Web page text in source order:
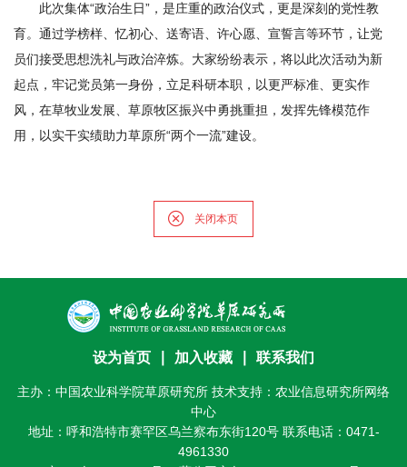
此次集体“政治生日”，是庄重的政治仪式，更是深刻的党性教
育。通过学榜样、忆初心、送寄语、许心愿、宣誓言等环节，让党
员们接受思想洗礼与政治淬炼。大家纷纷表示，将以此次活动为新
起点，牢记党员第一身份，立足科研本职，以更严标准、更实作
风，在草牧业发展、草原牧区振兴中勇挑重担，发挥先锋模范作
用，以实干实绩助力草原所“两个一流”建设。
关闭本页
设为首页 加入收藏 联系我们
主办：中国农业科学院草原研究所 技术支持：农业信息研究所网络
中心
地址：呼和浩特市赛罕区乌兰察布东街120号 联系电话：0471-
4961330